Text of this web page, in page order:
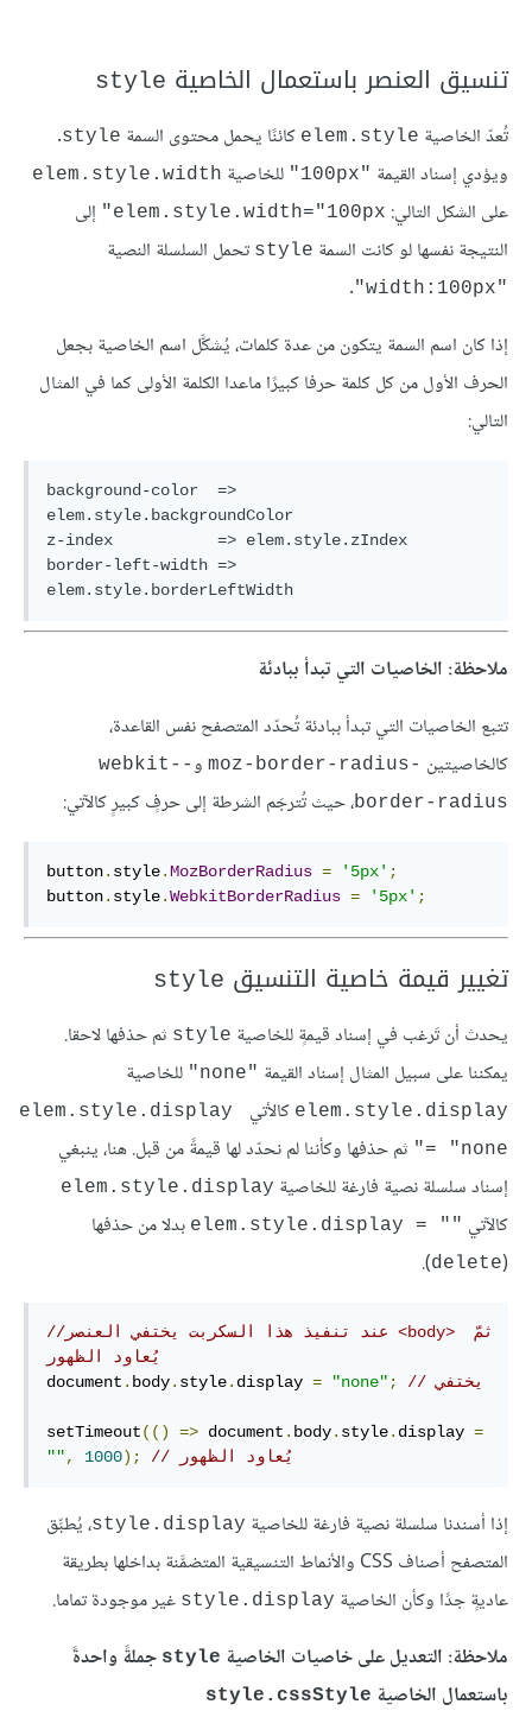
تنسيق العنصر باستعمال الخاصية style
تُعدّ الخاصية elem.style كائنًا يحمل محتوى السمة style
.
ويؤدي إسناد القيمة "100px" للخاصية elem.style.width
على الشكل التالي: elem.style.width="100px"
إلى
النتيجة نفسها لو كانت السمة style تحمل السلسلة النصية
"width:100px"
.
إذا كان اسم السمة يتكون من عدة كلمات، يُشكَّل اسم الخاصية بجعل
الحرف الأول من كل كلمة حرفا كبيرًا ماعدا الكلمة الأولى كما في المثال
التالي:
background-color  =>
elem.style.backgroundColor
z-index           => elem.style.zIndex
border-left-width =>
ملاحظة: الخاصيات التي تبدأ ببادئة
تتبع الخاصيات التي تبدأ ببادئة تُحدّد المتصفح نفس القاعدة،
كالخاصيتين -moz-border-radius و
-webkit-
border-radius، حيث تُترجَم الشرطة إلى حرفٍ كبيرٍ كالآتي:
button. style.MozBorderRadius = '5px' ;
button. style.WebkitBorderRadius = '5px' ;
تغيير قيمة خاصية التنسيق style
يحدث أن تَرغب في إسناد قيمةٍ للخاصية style ثم حذفها لاحقا.
يمكننا على سبيل المثال إسناد القيمة "none" للخاصية
elem.style.display كالأتي
elem.style.display
= "none"
ثم حذفها وكأننا لم نحدّد لها قيمةً من قبل. هنا، ينبغي
إسناد سلسلة نصية فارغة للخاصية elem.style.display
كالآتي elem.style.display = ""‎ بدلا من حذفها
(
delete
).
//عند تنفيذ هذا السكربت يختفي العنصر <body> ثمّ
يُعاود الظهور
document . body. style. display = "none";
setTimeout(() => document . body. style. display =
"", 1000); // يُعاود الظهور
إذا أسندنا سلسلة نصية فارغة للخاصية style.display، يُطبِّق
المتصفح أصناف CSS والأنماط التنسيقية المتضمَّنة بداخلها بطريقة
عاديةٍ جدًا وكأن الخاصية style.display غير موجودة تماما.
ملاحظة: التعديل على خاصيات الخاصية style جملةً واحدةً
باستعمال الخاصية style.cssStyle